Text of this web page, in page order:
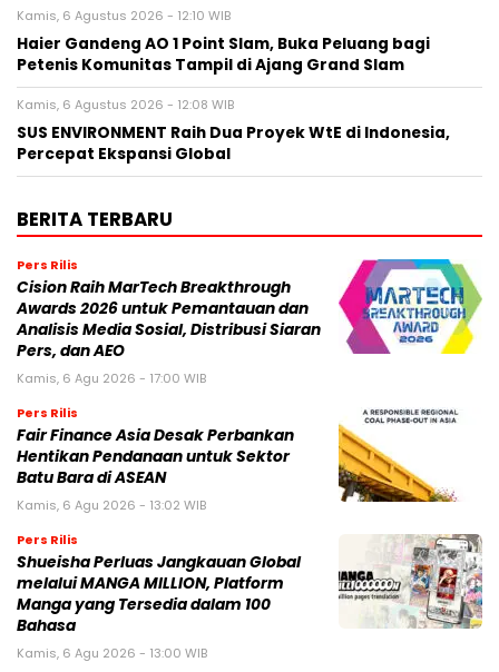
Kamis, 6 Agustus 2026 - 12:10 WIB
Haier Gandeng AO 1 Point Slam, Buka Peluang bagi
Petenis Komunitas Tampil di Ajang Grand Slam
Kamis, 6 Agustus 2026 - 12:08 WIB
SUS ENVIRONMENT Raih Dua Proyek WtE di Indonesia,
Percepat Ekspansi Global
BERITA TERBARU
Pers Rilis
Cision Raih MarTech Breakthrough
Awards 2026 untuk Pemantauan dan
Analisis Media Sosial, Distribusi Siaran
Pers, dan AEO
Kamis, 6 Agu 2026 - 17:00 WIB
Pers Rilis
Fair Finance Asia Desak Perbankan
Hentikan Pendanaan untuk Sektor
Batu Bara di ASEAN
Kamis, 6 Agu 2026 - 13:02 WIB
Pers Rilis
Shueisha Perluas Jangkauan Global
melalui MANGA MILLION, Platform
Manga yang Tersedia dalam 100
Bahasa
Kamis, 6 Agu 2026 - 13:00 WIB